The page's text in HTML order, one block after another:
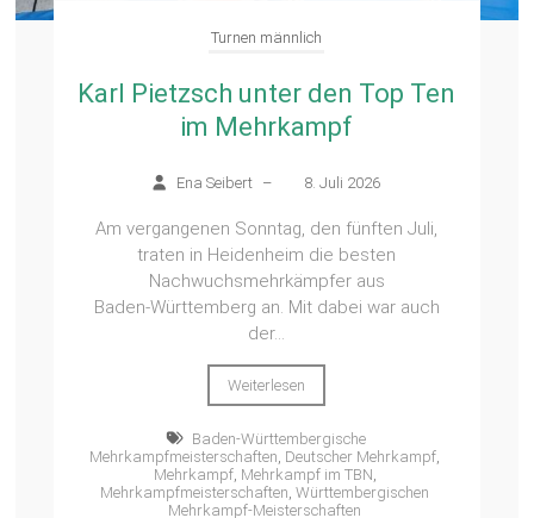
Turnen männlich
Karl Pietzsch unter den Top Ten
im Mehrkampf
Ena Seibert – 8. Juli 2026
Am vergangenen Sonntag, den fünften Juli,
traten in Heidenheim die besten
Nachwuchsmehrkämpfer aus
Baden‑Württemberg an. Mit dabei war auch
der...
Weiterlesen
Baden-Württembergische
Mehrkampfmeisterschaften Deutscher Mehrkampf
Mehrkampf, Mehrkampf im TBN
Mehrkampfmeisterschaften ,Württembergischen
Mehrkampf-Meisterschaften